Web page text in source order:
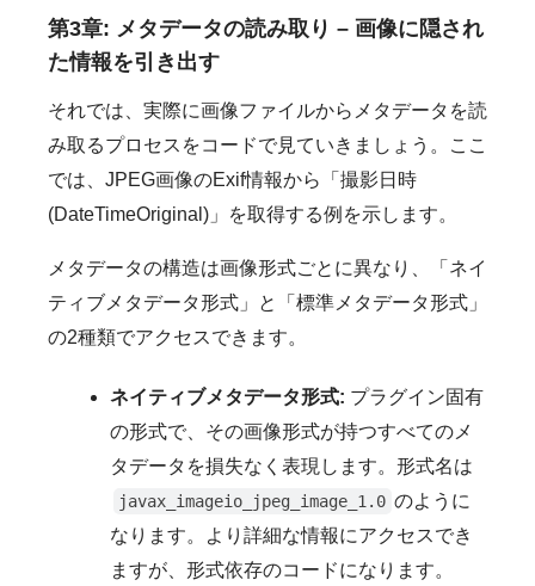
第3章: メタデータの読み取り – 画像に隠され
た情報を引き出す
それでは、実際に画像ファイルからメタデータを読
み取るプロセスをコードで見ていきましょう。ここ
では、JPEG画像のExif情報から「撮影日時
(DateTimeOriginal)」を取得する例を示します。
メタデータの構造は画像形式ごとに異なり、「ネイ
ティブメタデータ形式」と「標準メタデータ形式」
の2種類でアクセスできます。
ネイティブメタデータ形式: プラグイン固有
の形式で、その画像形式が持つすべてのメ
タデータを損失なく表現します。形式名は
javax_imageio_jpeg_image_1.0 のように
なります。より詳細な情報にアクセスでき
ますが、形式依存のコードになります。